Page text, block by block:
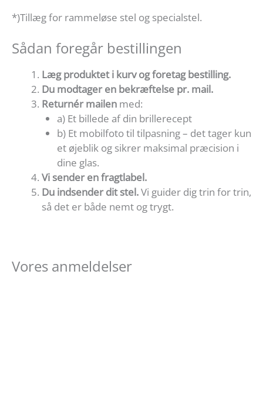
*)Tillæg for rammeløse stel og specialstel.
Sådan foregår bestillingen
Læg produktet i kurv og foretag bestilling.
Du modtager en bekræftelse pr. mail.
Returnér mailen med:
a) Et billede af din brillerecept
b) Et mobilfoto til tilpasning – det tager kun
et øjeblik og sikrer maksimal præcision i
dine glas.
Vi sender en fragtlabel.
Du indsender dit stel.Vi guider dig trin for trin,
så det er både nemt og trygt.
Vores anmeldelser